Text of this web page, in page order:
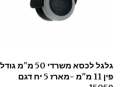
גלגל לכסא משרדי 50 מ"מ גודל
פין 11 מ"מ -מארז 5 יח דגם